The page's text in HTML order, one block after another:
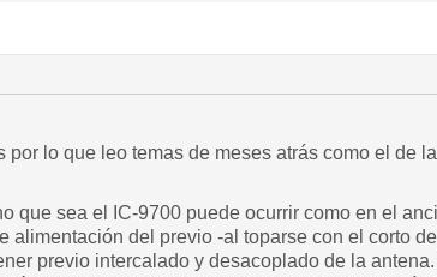
por lo que leo temas de meses atrás como el de
que sea el IC-9700 puede ocurrir como en el
alimentación del previo -al toparse con el corto
previo intercalado y desacoplado de la